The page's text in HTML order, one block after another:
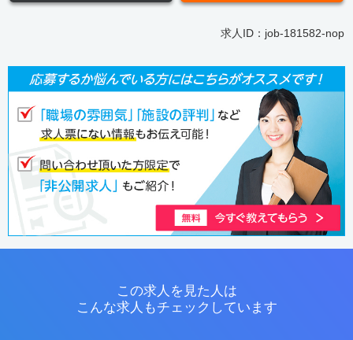
求人ID：job-181582-nop
この求人を見た人は
こんな求人もチェックしています